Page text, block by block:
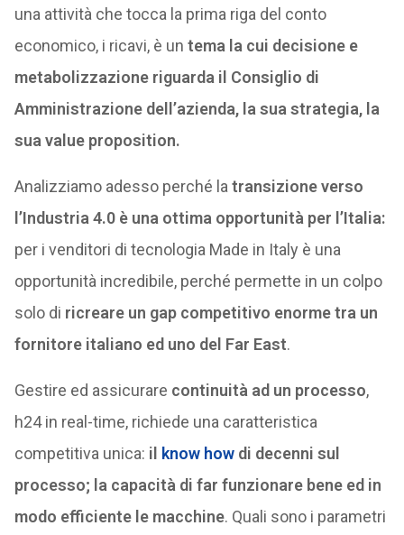
una attività che tocca la prima riga del conto
economico, i ricavi, è un tema la cui decisione e
metabolizzazione riguarda il Consiglio di
Amministrazione dell’azienda, la sua strategia, la
sua value proposition.
Analizziamo adesso perché la transizione verso
l’Industria 4.0 è una ottima opportunità per l’Italia:
per i venditori di tecnologia Made in Italy è una
opportunità incredibile, perché permette in un colpo
solo di ricreare un gap competitivo enorme tra un
fornitore italiano ed uno del Far East.
Gestire ed assicurare continuità ad un processo,
h24 in real-time, richiede una caratteristica
competitiva unica: il know howdi decenni sul
processo; la capacità di far funzionare bene ed in
modo efficiente le macchine. Quali sono i parametri